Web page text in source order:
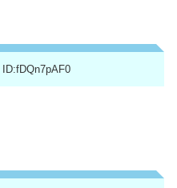
ID:fDQn7pAF0